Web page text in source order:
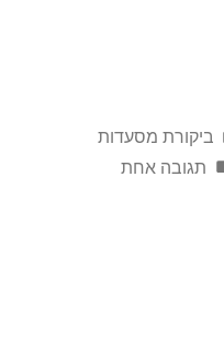
Posted
in
ביקורת מסעדות
תגובה אחתעל